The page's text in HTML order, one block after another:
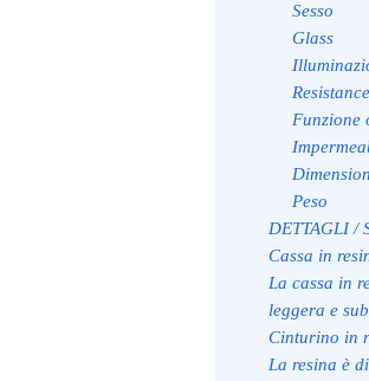
Sesso
Glass
Resistance
Funzione
Peso
DETTAGLI /
Cassa in
La cassa in
leggera e
Cinturino in
La resina è